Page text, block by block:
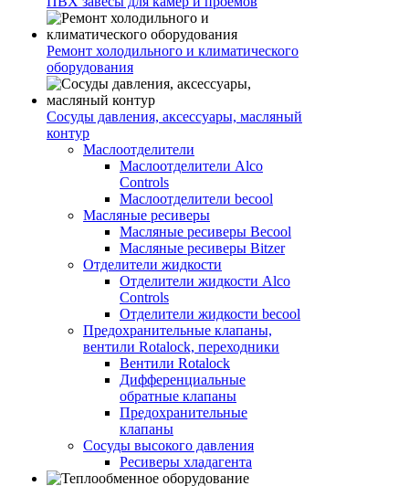
Ремонт холодильного и климатического
оборудования
Сосуды давления, аксессуары, масляный
контур
Маслоотделители
Маслоотделители Alco
Controls
Маслоотделители becool
Масляные ресиверы
Масляные ресиверы Becool
Масляные ресиверы Bitzer
Отделители жидкости
Отделители жидкости Alco
Controls
Отделители жидкости becool
Предохранительные клапаны,
вентили Rotalock, переходники
Вентили Rotalock
Дифференциальные
обратные клапаны
Предохранительные
клапаны
Сосуды высокого давления
Ресиверы хладагента